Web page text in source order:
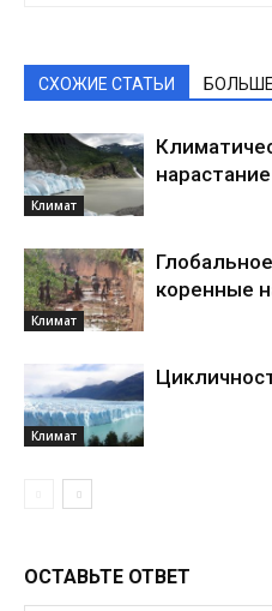
СХОЖИЕ СТАТЬИ
Климат
нарастание
Климат
коренные
Климат
ОСТАВЬТЕ ОТВЕТ